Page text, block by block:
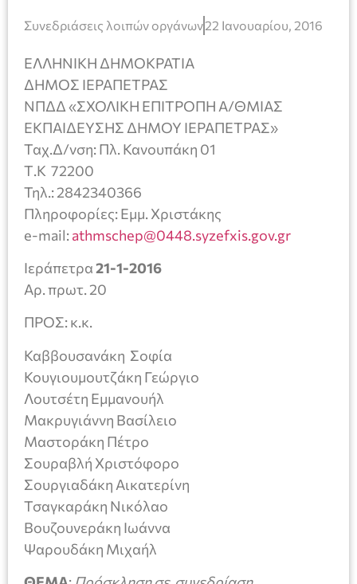
Συνεδριάσεις λοιπών οργάνων22 Ιανουαρίου, 2016
ΕΛΛΗΝΙΚΗ ΔΗΜΟΚΡΑΤΙΑ
ΔΗΜΟΣ ΙΕΡΑΠΕΤΡΑΣ
ΝΠΔΔ «ΣΧΟΛΙΚΗ ΕΠΙΤΡΟΠΗ Α/ΘΜΙΑΣ
ΕΚΠΑΙΔΕΥΣΗΣ ΔΗΜΟΥ ΙΕΡΑΠΕΤΡΑΣ»
Ταχ.Δ/νση: Πλ. Κανουπάκη 01
Τ.Κ 72200
Τηλ.: 2842340366
Πληροφορίες: Εμμ. Χριστάκης
e-mail:athmschep@0448.syzefxis.gov.gr
Ιεράπετρα21-1-2016
Αρ. πρωτ. 20
ΠΡΟΣ: κ.κ.
Καββουσανάκη Σοφία
Κουγιουμουτζάκη Γεώργιο
Λουτσέτη Εμμανουήλ
Μακρυγιάννη Βασίλειο
Μαστοράκη Πέτρο
Σουραβλή Χριστόφορο
Σουργιαδάκη Αικατερίνη
Τσαγκαράκη Νικόλαο
Βουζουνεράκη Ιωάννα
Ψαρουδάκη Μιχαήλ